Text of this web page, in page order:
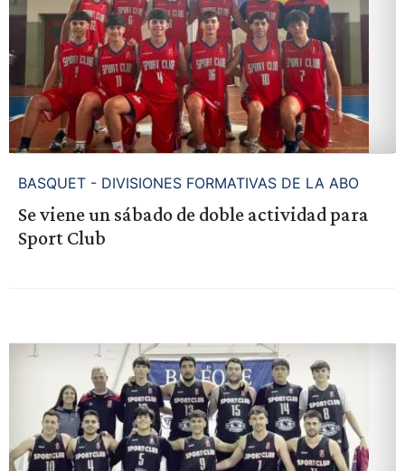
BASQUET - DIVISIONES FORMATIVAS DE LA ABO
Se viene un sábado de doble actividad para
Sport Club